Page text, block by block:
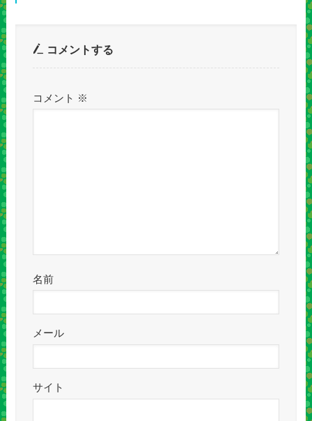
コメントする
コメント ※
名前
メール
サイト